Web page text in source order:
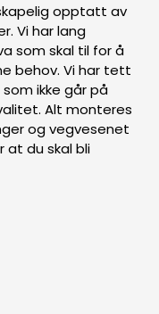
opptatt av
Vi har lang
som skal til for å
behov. Vi har tett
ikke går på
Alt monteres
og vegvesenet
at du skal bli